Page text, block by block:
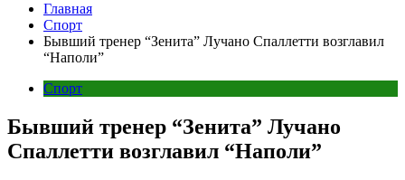
Главная
Спорт
Бывший тренер “Зенита” Лучано Спаллетти возглавил
“Наполи”
Спорт
Бывший тренер “Зенита” Лучано
Спаллетти возглавил “Наполи”